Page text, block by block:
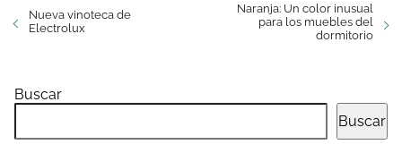
Nueva vinoteca de
Electrolux
Naranja: Un color inusual
para los muebles del
dormitorio
Buscar
Buscar